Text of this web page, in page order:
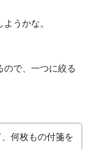
うかな。
ので、一つに絞る
何枚もの付箋を